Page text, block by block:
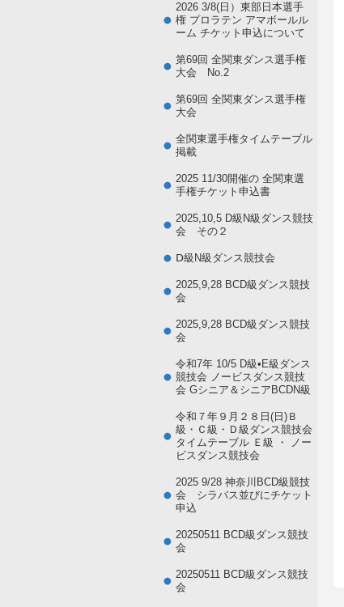
2026 3/8(日）東部日本選手
権 プロラテン アマボールル
ーム チケット申込について
第69回 全関東ダンス選手権
大会 No.2
第69回 全関東ダンス選手権
大会
全関東選手権タイムテーブル
掲載
2025 11/30開催の 全関東選
手権チケット申込書
2025,10,5 D級N級ダンス競技
会 その２
Ⅾ級N級ダンス競技会
2025,9,28 BCD級ダンス競技
会
2025,9,28 BCD級ダンス競技
会
令和7年 10/5 D級•E級ダンス
競技会 ノービスダンス競技
会 Gシニア＆シニアBCDN級
令和７年９月２８日(日)Ｂ
級・Ｃ級・Ｄ級ダンス競技会
タイムテーブル Ｅ級 ・ ノー
ビスダンス競技会
2025 9/28 神奈川BCD級競技
会 シラバス並びにチケット
申込
20250511 BCD級ダンス競技
会
20250511 BCD級ダンス競技
会